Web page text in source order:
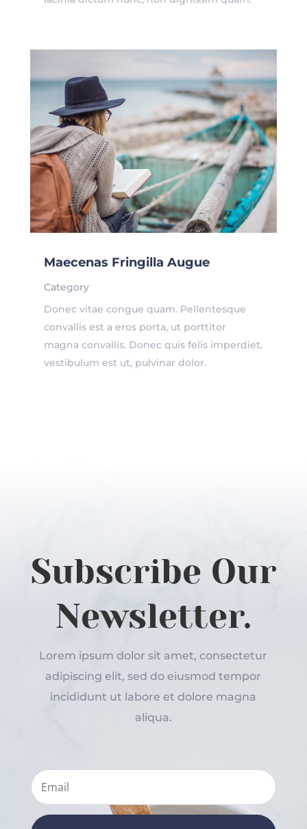
Maecenas Fringilla Augue
Category
Donec vitae congue quam. Pellentesque
convallis est a eros porta, ut porttitor
magna convallis. Donec quis felis imperdiet,
vestibulum est ut, pulvinar dolor.
Subscribe Our
Newsletter.
Lorem ipsum dolor sit amet, consectetur
adipiscing elit, sed do eiusmod tempor
incididunt ut labore et dolore magna
aliqua.